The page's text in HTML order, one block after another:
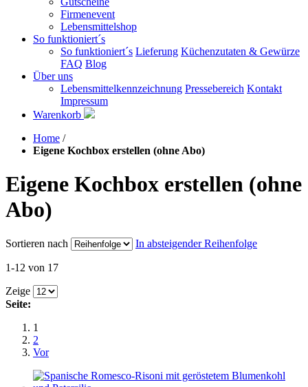
Firmenevent
Lebensmittelshop
So funktioniert´s
So funktioniert´s Lieferung Küchenzutaten & Gewürze
FAQ Blog
Über uns
Lebensmittelkennzeichnung Pressebereich Kontakt
Impressum
Warenkorb
Home /
Eigene Kochbox erstellen (ohne Abo)
Eigene Kochbox erstellen (ohne
Abo)
Sortieren nach In absteigender Reihenfolge
1-12 von 17
Zeige
Seite:
1
2
Vor